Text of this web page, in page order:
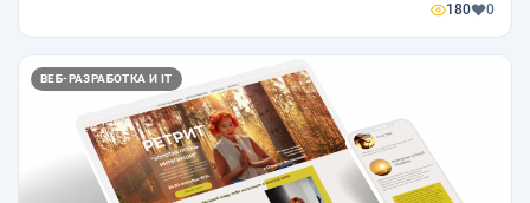
180 0
ВЕБ-РАЗРАБОТКА И IT